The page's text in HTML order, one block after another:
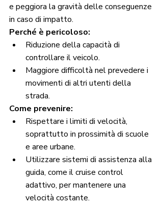
e peggiora la gravità delle conseguenze
in caso di impatto.
Perché è pericoloso:
Riduzione della capacità di
controllare il veicolo.
Maggiore difficoltà nel prevedere i
movimenti di altri utenti della
strada.
Come prevenire:
Rispettare i limiti di velocità,
soprattutto in prossimità di scuole
e aree urbane.
Utilizzare sistemi di assistenza alla
guida, come il cruise control
adattivo, per mantenere una
velocità costante.